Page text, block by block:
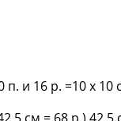
п. и 16 р. =10 х 10